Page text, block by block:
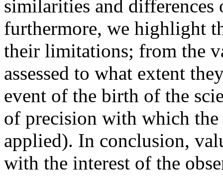
similarities and differences
furthermore, we highlight
their limitations; from the
assessed to what extent
event of the birth of the
of precision with which the
applied). In conclusion,
with the interest of the